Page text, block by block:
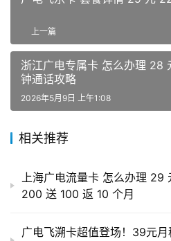
上一篇
浙江广电专属卡 怎么办理 28 元 350G 流量 + 200 分
钟通话攻略
2026年5月9日 上午1:08
相关推荐
上海广电流量卡 怎么办理 29
200 送 100 返 10 个月
广电飞溯卡超值登场！39元